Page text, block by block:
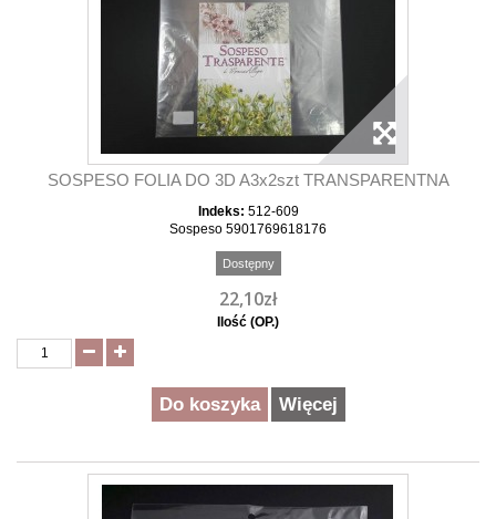
SOSPESO FOLIA DO 3D A3x2szt TRANSPARENTNA
Indeks: 512-609
Sospeso 5901769618176
Dostępny
22,10zł
Ilość (OP.)
Do koszyka Więcej